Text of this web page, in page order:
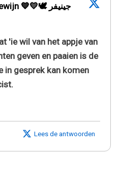
Jennifer Halewijn 💙💛🕊 جينيفر
'ie wil van het appje van
geven en paaien is de
in gesprek kan komen
Lees de antwoorden